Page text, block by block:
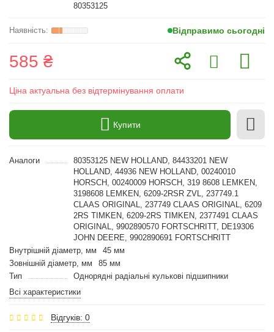
80353125
Відправимо сьогодні
585 ₴
Ціна актуальна без відтермінування оплати
Купити
Аналоги
80353125 NEW HOLLAND, 84433201 NEW
HOLLAND, 44936 NEW HOLLAND, 00240010
HORSCH, 00240009 HORSCH, 319 8608 LEMKEN,
3198608 LEMKEN, 6209-2RSR ZVL, 237749.1
CLAAS ORIGINAL, 237749 CLAAS ORIGINAL, 6209
2RS TIMKEN, 6209-2RS TIMKEN, 2377491 CLAAS
ORIGINAL, 9902890570 FORTSCHRITT, DE19306
JOHN DEERE, 9902890691 FORTSCHRITT
Внутрішній діаметр, мм
45 мм
Зовнішній діаметр, мм
85 мм
Тип
Однорядні радіальні кулькові підшипники
Всі характеристики
Відгуків: 0